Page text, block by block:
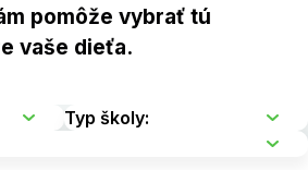
pomôže vybrať tú
vaše dieťa.